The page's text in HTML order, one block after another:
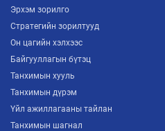
Эрхэм зорилго
Стратегийн зорилтууд
Он цагийн хэлхээс
Байгууллагын бүтэц
Танхимын хууль
Танхимын дүрэм
Үйл ажиллагааны тайлан
Танхимын шагнал